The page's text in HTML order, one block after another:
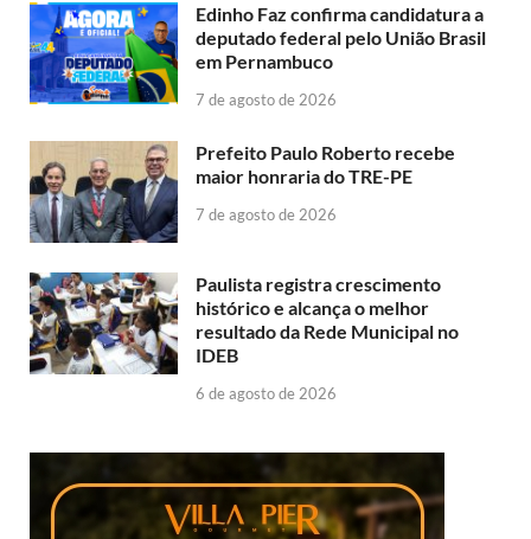
Edinho Faz confirma candidatura a
deputado federal pelo União Brasil
em Pernambuco
7 de agosto de 2026
Prefeito Paulo Roberto recebe
maior honraria do TRE-PE
7 de agosto de 2026
Paulista registra crescimento
histórico e alcança o melhor
resultado da Rede Municipal no
IDEB
6 de agosto de 2026